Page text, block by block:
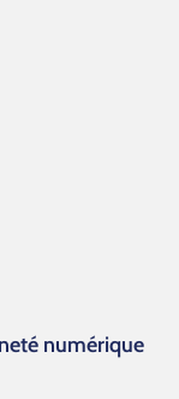
numérique